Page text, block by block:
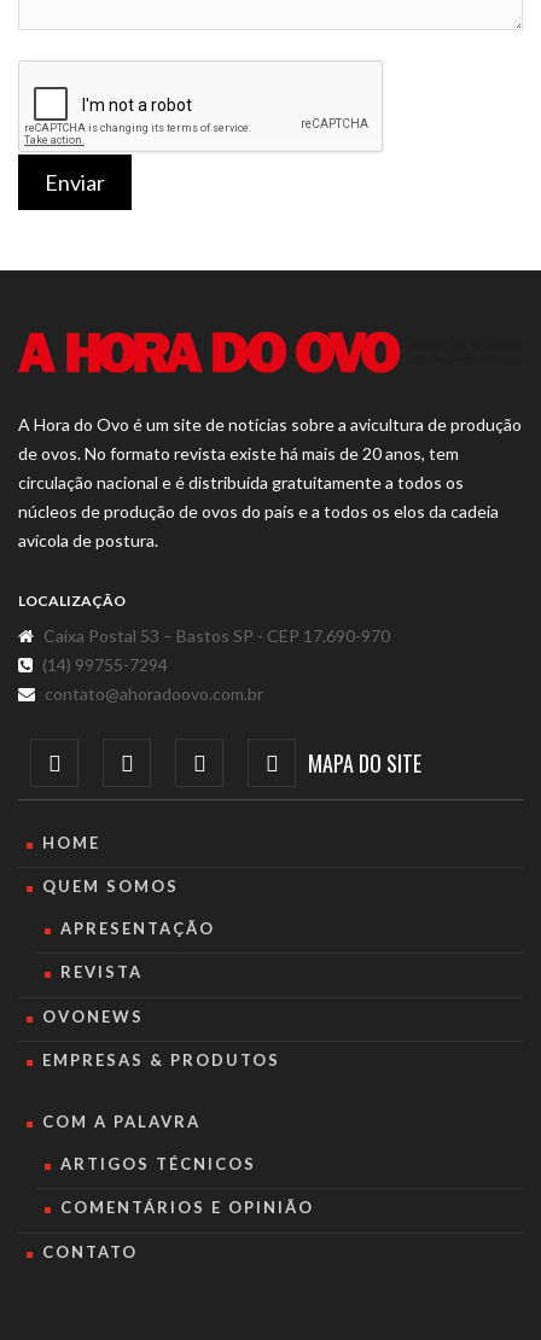
Enviar
A Hora do Ovo é um site de notícias sobre a avicultura de produção
de ovos. No formato revista existe há mais de 20 anos, tem
circulação nacional e é distribuída gratuitamente a todos os
núcleos de produção de ovos do país e a todos os elos da cadeia
avícola de postura.
LOCALIZAÇÃO
Caixa Postal 53 – Bastos SP - CEP 17.690-970
(14) 99755-7294
contato@ahoradoovo.com.br
MAPA DO SITE
HOME
QUEM SOMOS
APRESENTAÇÃO
REVISTA
OVONEWS
EMPRESAS & PRODUTOS
COM A PALAVRA
ARTIGOS TÉCNICOS
COMENTÁRIOS E OPINIÃO
CONTATO